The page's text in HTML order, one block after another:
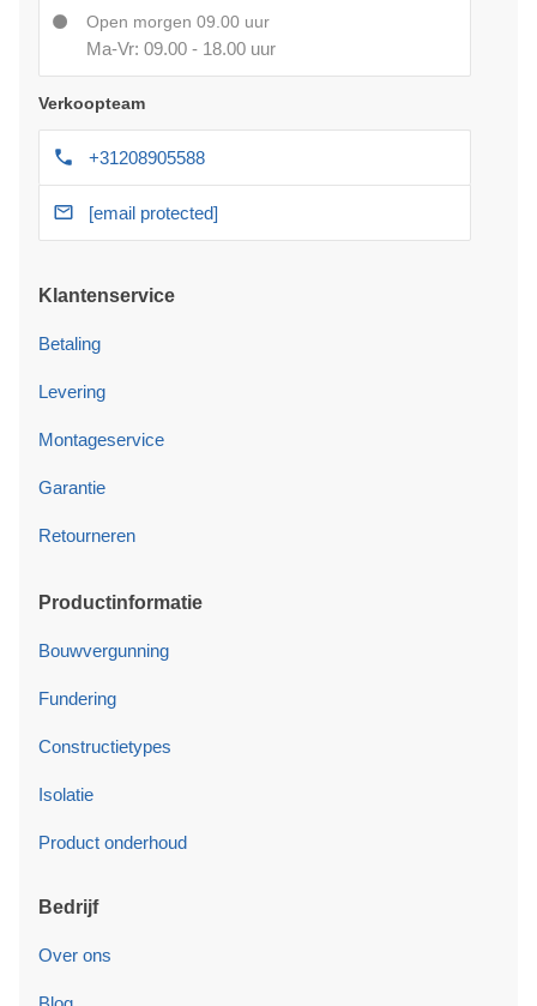
Open morgen 09.00 uur
Ma-Vr: 09.00 - 18.00 uur
Verkoopteam
+31208905588
[email protected]
Klantenservice
Betaling
Levering
Montageservice
Garantie
Retourneren
Productinformatie
Bouwvergunning
Fundering
Constructietypes
Isolatie
Product onderhoud
Bedrijf
Over ons